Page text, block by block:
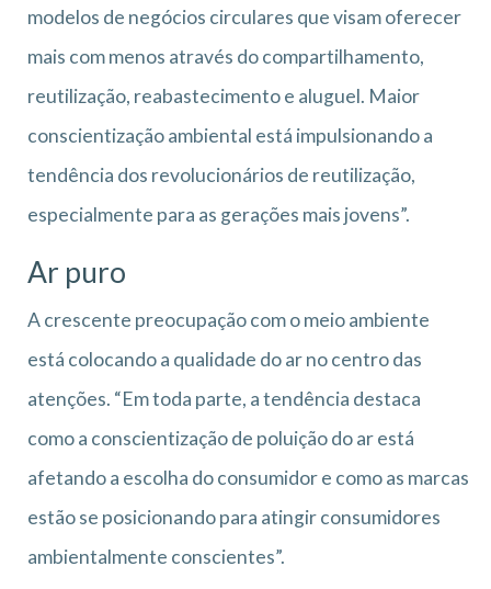
modelos de negócios circulares que visam oferecer
mais com menos através do compartilhamento,
reutilização, reabastecimento e aluguel. Maior
conscientização ambiental está impulsionando a
tendência dos revolucionários de reutilização,
especialmente para as gerações mais jovens”.
Ar puro
A crescente preocupação com o meio ambiente
está colocando a qualidade do ar no centro das
atenções. “Em toda parte, a tendência destaca
como a conscientização de poluição do ar está
afetando a escolha do consumidor e como as marcas
estão se posicionando para atingir consumidores
ambientalmente conscientes”.